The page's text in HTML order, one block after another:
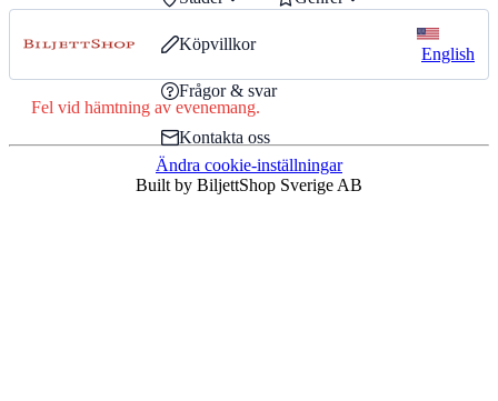
Köpvillkor
Frågor & svar
Kontakta oss
English
Fel vid hämtning av evenemang.
Ändra cookie-inställningar
Built by BiljettShop Sverige AB